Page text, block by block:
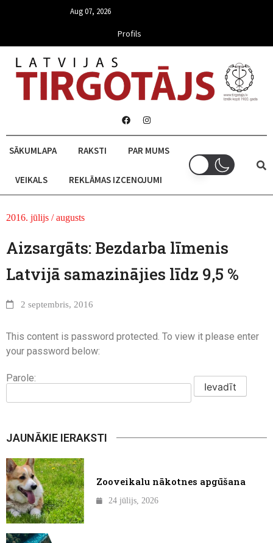
Aug 07, 2026
Profils
SĀKUMLAPA RAKSTI PAR MUMS
VEIKALS REKLĀMAS IZCENOJUMI
2016. jūlijs / augusts
Aizsargāts: Bezdarba līmenis
Latvijā samazinājies līdz 9,5 %
2 septembris, 2016
This content is password protected. To view it please enter
your password below:
Parole:
JAUNĀKIE IERAKSTI
Zooveikalu nākotnes apgūšana
24 jūlijs, 2026